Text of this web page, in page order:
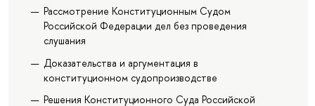
Рассмотрение Конституционным Судом
Российской Федерации дел без проведения
слушания
Доказательства и аргументация в
конституционном судопроизводстве
Решения Конституционного Суда Российской